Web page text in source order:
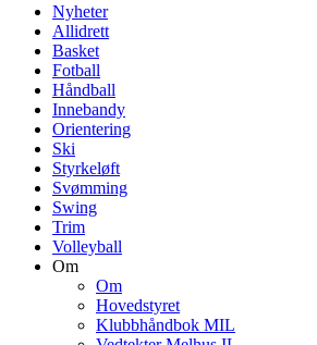
Nyheter
Allidrett
Basket
Fotball
Håndball
Innebandy
Orientering
Ski
Styrkeløft
Svømming
Swing
Trim
Volleyball
Om
Om
Hovedstyret
Klubbhåndbok MIL